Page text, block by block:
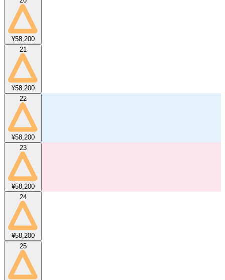
¥58,200
21
¥58,200
22
¥58,200
23
¥58,200
24
¥58,200
25